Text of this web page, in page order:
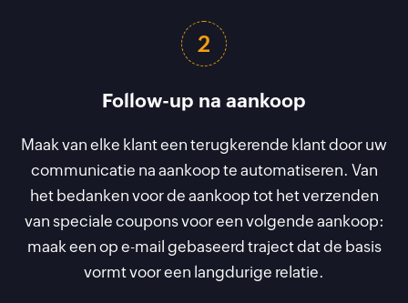
2
Follow-up na aankoop
Maak van elke klant een terugkerende klant door uw
communicatie na aankoop te automatiseren. Van
het bedanken voor de aankoop tot het verzenden
van speciale coupons voor een volgende aankoop:
maak een op e-mail gebaseerd traject dat de basis
vormt voor een langdurige relatie.